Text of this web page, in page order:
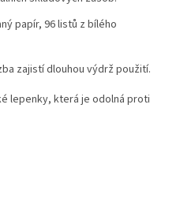
papír, 96 listů z bílého
zajistí dlouhou výdrž použití.
lepenky, která je odolná proti